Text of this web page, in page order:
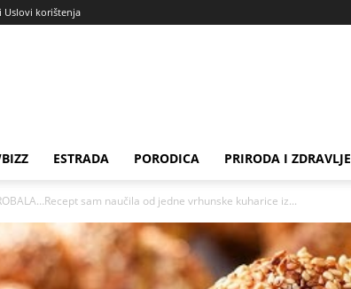
Uslovi korištenja
ESTRADA PORODICA PRIRODA I ZDRAVLJE
sam naučila od jedne vrhunske kuharice iz...